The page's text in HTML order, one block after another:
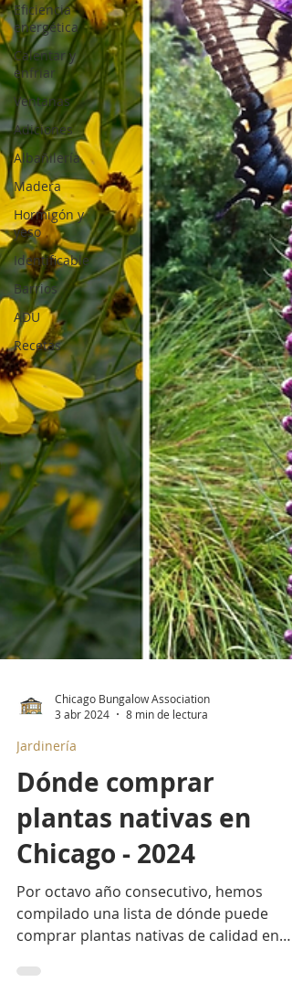
Eficiencia
energética
Calentar y
enfriar
Ventanas
Adiciones
Albañilería
Madera
Hormigón y
yeso
Identificable
Barrios
ADU
Recetas
Chicago Bungalow Association
3 abr 2024
Jardinería
Dónde comprar
plantas nativas en
Chicago - 2024
Por octavo año consecutivo, hemos
compilado una lista de dónde puede
Chicago. Mapa incluido.